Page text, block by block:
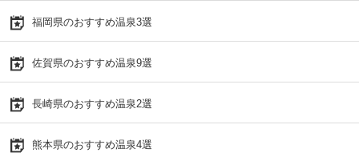
福岡県のおすすめ温泉3選
佐賀県のおすすめ温泉9選
長崎県のおすすめ温泉2選
熊本県のおすすめ温泉4選